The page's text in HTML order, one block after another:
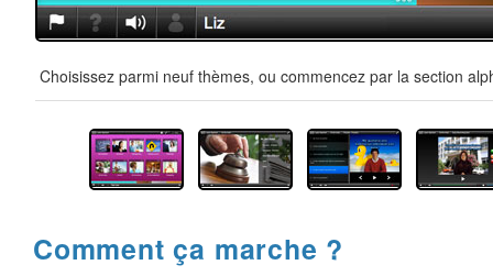
Choisissez parmi neuf thèmes, ou commencez par la section
Comment ça marche ?